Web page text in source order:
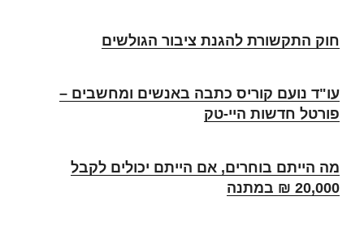
חוק התקשורת להגנת ציבור הגולשים
עו"ד נועם קוריס כתבה באנשים ומחשבים –
פורטל חדשות היי-טק
מה הייתם בוחרים, אם הייתם יכולים לקבל
20,000 ₪ במתנה